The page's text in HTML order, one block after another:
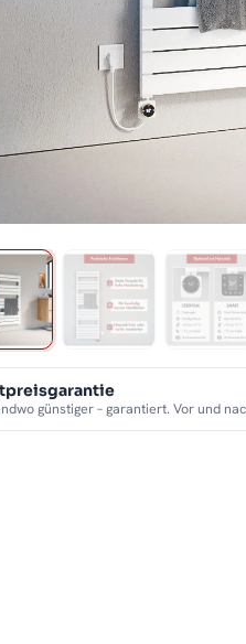
günstiger – garantiert. Vor und